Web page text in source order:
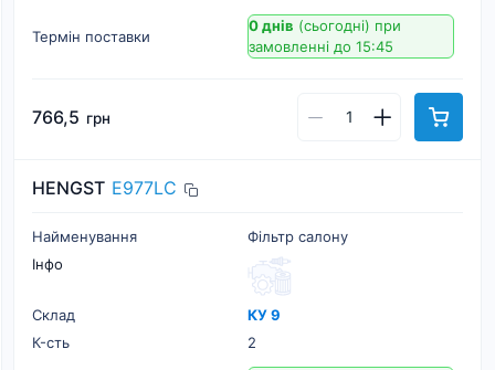
Термін поставки
0 днів (сьогодні) при
замовленні до 15:45
766,5 грн
HENGST E977LC
Найменування
Фільтр салону
Інфо
Склад
КУ 9
К-cть
2